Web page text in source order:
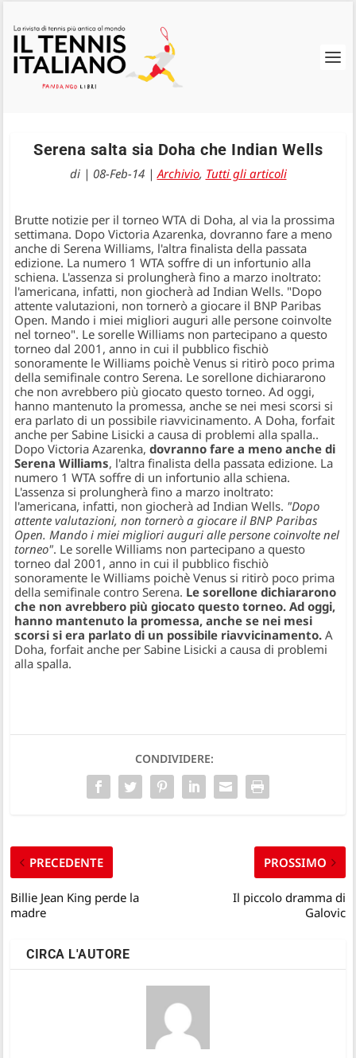
Serena salta sia Doha che Indian Wells
di | 08-Feb-14|Archivio, Tutti gli articoli
Brutte notizie per il torneo WTA di Doha, al via la prossima
settimana. Dopo Victoria Azarenka, dovranno fare a meno
anche di Serena Williams, l'altra finalista della passata
edizione. La numero 1 WTA soffre di un infortunio alla
schiena. L'assenza si prolungherà fino a marzo inoltrato:
l'americana, infatti, non giocherà ad Indian Wells. "Dopo
attente valutazioni, non tornerò a giocare il BNP Paribas
Open. Mando i miei migliori auguri alle persone coinvolte
nel torneo". Le sorelle Williams non partecipano a questo
torneo dal 2001, anno in cui il pubblico fischiò
sonoramente le Williams poichè Venus si ritirò poco prima
della semifinale contro Serena. Le sorellone dichiararono
che non avrebbero più giocato questo torneo. Ad oggi,
hanno mantenuto la promessa, anche se nei mesi scorsi si
era parlato di un possibile riavvicinamento. A Doha, forfait
anche per Sabine Lisicki a causa di problemi alla spalla..
Dopo Victoria Azarenka,dovranno fare a meno anche di
Serena Williams, l'altra finalista della passata edizione. La
numero 1 WTA soffre di un infortunio alla schiena.
L'assenza si prolungherà fino a marzo inoltrato:
l'americana, infatti, non giocherà ad Indian Wells. "Dopo
attente valutazioni, non tornerò a giocare il BNP Paribas
Open. Mando i miei migliori auguri alle persone coinvolte nel
torneo". Le sorelle Williams non partecipano a questo
torneo dal 2001, anno in cui il pubblico fischiò
sonoramente le Williams poichè Venus si ritirò poco prima
della semifinale contro Serena. Le sorellone dichiararono
che non avrebbero più giocato questo torneo. Ad oggi,
hanno mantenuto la promessa, anche se nei mesi
scorsi si era parlato di un possibile riavvicinamento. A
Doha, forfait anche per Sabine Lisicki a causa di problemi
alla spalla.
CONDIVIDERE:
PRECEDENTE
Billie Jean King perde la
madre
PROSSIMO
Il piccolo dramma di
Galovic
CIRCA L'AUTORE